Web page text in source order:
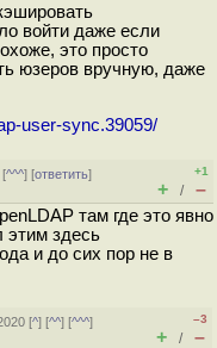
войти даже если
это просто
юзеров вручную, даже
user-sync.39059/
[^^^] [ответить]
+1
+ / –
там где это явно
этим здесь
и до сих пор не в
[^] [^^] [^^^]
–3
+ / –